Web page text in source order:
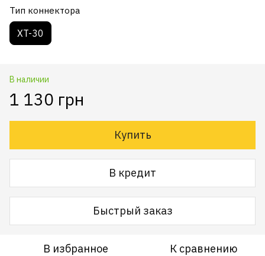
Тип коннектора
XT-30
В наличии
1 130 грн
Купить
В кредит
Быстрый заказ
В избранное К сравнению